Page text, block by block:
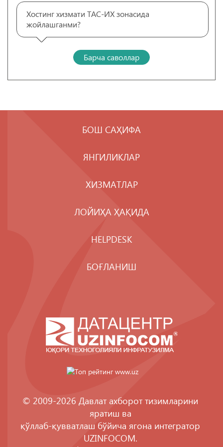
Хостинг хизмати ТАС-ИХ зонасида
жойлашганми?
Барча саволлар
БОШ САҲИФА
ЯНГИЛИКЛАР
ХИЗМАТЛАР
ЛОЙИҲА ҲАҚИДА
HELPDESK
БОҒЛАНИШ
© 2009-2026 Давлат ахборот тизимларини
яратиш ва
қўллаб-қувватлаш бўйича ягона интегратор
UZINFOCOM.